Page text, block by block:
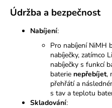
Údržba a bezpečnost
Nabíjení:
Pro nabíjení NiMH
nabíječky, zatímco
nabíječky s funkcí
baterie nepřebíjet,
přehřátí a
s tav a teplotu
Skladování: